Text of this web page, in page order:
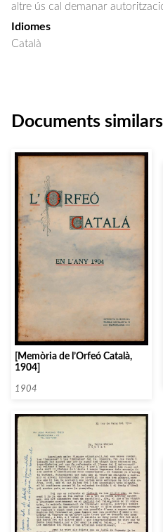
altre ús cal demanar
Idiomes
Català
Documents
[Memòria de l’Orfeó Català,
1904]
1904